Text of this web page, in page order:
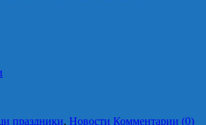
праздники, Новости Комментарии (0)